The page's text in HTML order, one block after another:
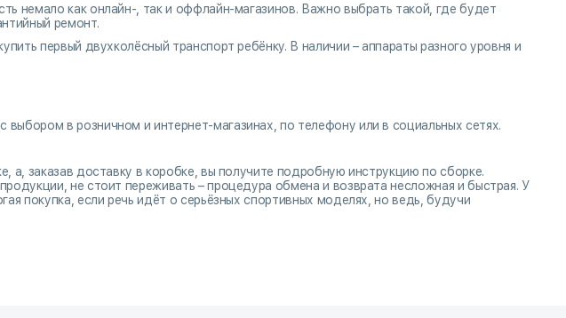
немало как онлайн-, так и оффлайн-магазинов. Важно выбрать такой, где будет
ремонт.
первый двухколёсный транспорт ребёнку. В наличии – аппараты разного уровня и
в розничном и интернет-магазинах, по телефону или в социальных сетях.
заказав доставку в коробке, вы получите подробную инструкцию по сборке.
не стоит переживать – процедура обмена и возврата несложная и быстрая. У
покупка, если речь идёт о серьёзных спортивных моделях, но ведь, будучи